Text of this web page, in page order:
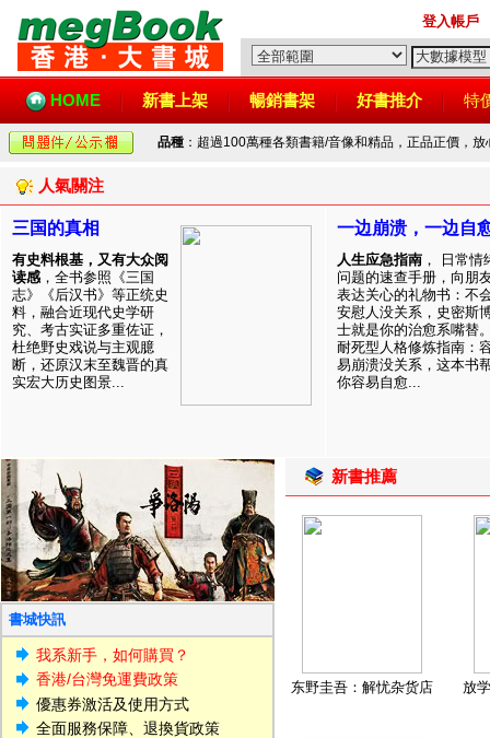
登入帳戶
HOME 新書上架 暢銷書架 好書推介 特
品種 ：超過100萬種各類書籍/音像和精品，正品正價，
人氣關注
三国的真相
有史料根基，又有大众阅
读感 ，全书参照《三国
志》《后汉书》等正统史
料，融合近现代史学研
究、考古实证多重佐证，
杜绝野史戏说与主观臆
断，还原汉末至魏晋的真
实宏大历史图景...
一边崩溃，一边自
人生应急指南 ， 日常情
问题的速查手册，向朋
表达关心的礼物书：不
安慰人没关系，史密斯
士就是你的治愈系嘴替
耐死型人格修炼指南：
易崩溃没关系，这本书
你容易自愈...
書城快訊
我系新手，如何購買？
香港/台灣免運費政策
優惠券激活及使用方式
全面服務保障、退換貨政策
新書推薦
东野圭吾：解忧杂货店 放